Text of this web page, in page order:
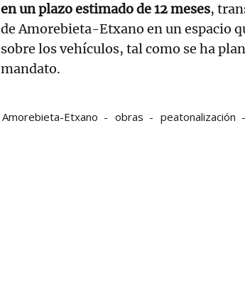
en un plazo estimado de 12 meses,
de Amorebieta-Etxano en un espacio
sobre los vehículos, tal como se ha
mandato.
Amorebieta-Etxano obras peatonalización